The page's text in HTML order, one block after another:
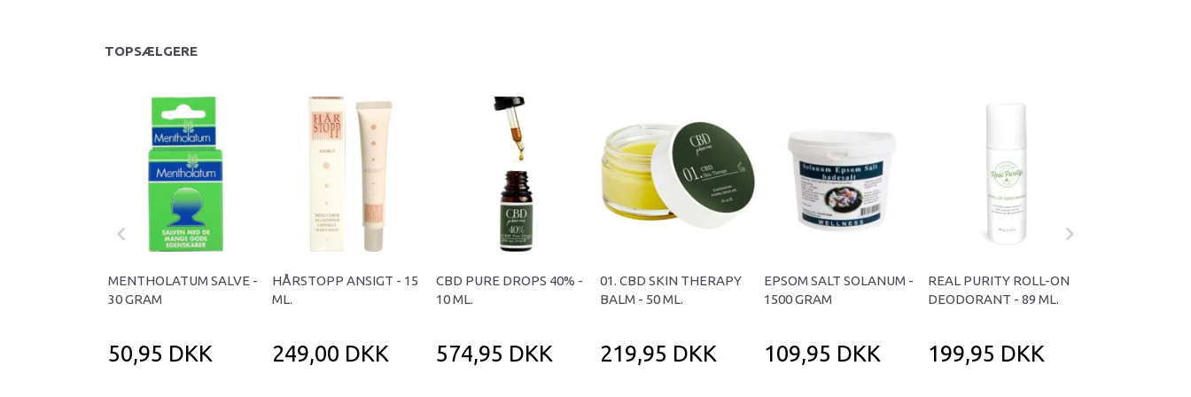
TOPSÆLGERE
MENTHOLATUM SALVE -
30 GRAM
50,95 DKK
HÅRSTOPP ANSIGT - 15
ML.
249,00 DKK
CBD PURE DROPS 40% -
10 ML.
574,95 DKK
01. CBD SKIN THERAPY
BALM - 50 ML.
219,95 DKK
EPSOM SALT SOLANUM -
1500 GRAM
109,95 DKK
REAL PURITY ROLL-ON
DEODORANT - 89 ML.
199,95 DKK